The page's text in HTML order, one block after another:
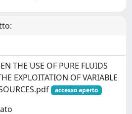
THE USE OF PURE FLUIDS
EXPLOITATION OF VARIABLE
accesso aperto